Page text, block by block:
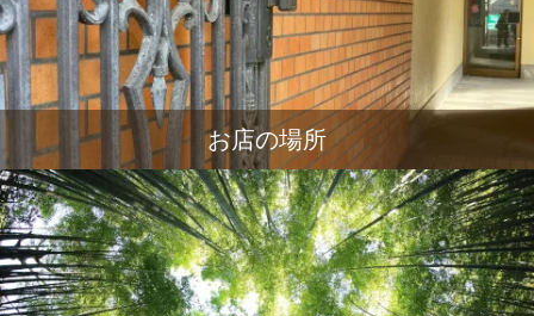
お店の場所